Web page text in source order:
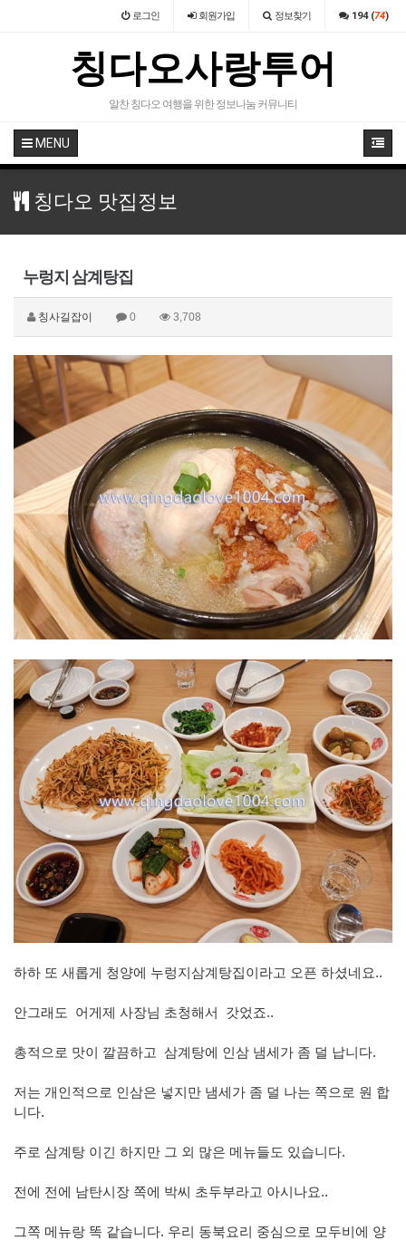
로그인 회원가입 정보찾기 194 (74)
칭다오사랑투어
알찬 칭다오 여행을 위한 정보나눔 커뮤니티
MENU
칭다오 맛집정보
누렁지 삼계탕집
칭사길잡이 0 3,708
하하 또 새롭게 청양에 누렁지삼계탕집이라고 오픈 하셨네요..
안그래도 어게제 사장님 초청해서 갓었죠..
총적으로 맛이 깔끔하고 삼계탕에 인삼 냄세가 좀 덜 납니다.
저는 개인적으로 인삼은 넣지만 냄세가 좀 덜 나는 쪽으로 원 합
니다.
주로 삼계탕 이긴 하지만 그 외 많은 메뉴들도 있습니다.
전에 전에 남탄시장 쪽에 박씨 초두부라고 아시나요..
그쪽 메뉴랑 똑 같습니다. 우리 동북요리 중심으로 모두비에 양